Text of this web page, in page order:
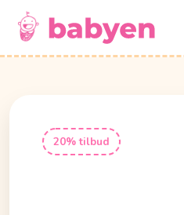
20% tilbud